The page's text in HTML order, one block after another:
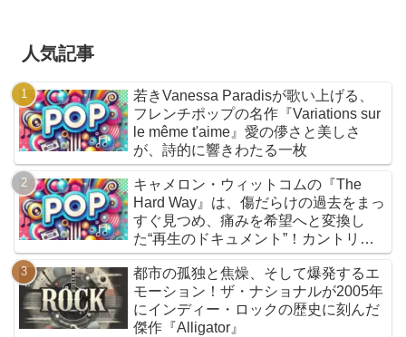
人気記事
若きVanessa Paradisが歌い上げる、
フレンチポップの名作『Variations sur
le même t'aime』愛の儚さと美しさ
が、詩的に響きわたる一枚
キャメロン・ウィットコムの『The
Hard Way』は、傷だらけの過去をまっ
すぐ見つめ、痛みを希望へと変換し
た“再生のドキュメント”！カントリー
とフォークを軸に、荒削りな衝動と繊
細な感情が交差するサウンドは、人生
の遠回りさえも価値ある物語へと昇華
していく
都市の孤独と焦燥、そして爆発するエ
モーション！ザ・ナショナルが2005年
にインディー・ロックの歴史に刻んだ
傑作『Alligator』